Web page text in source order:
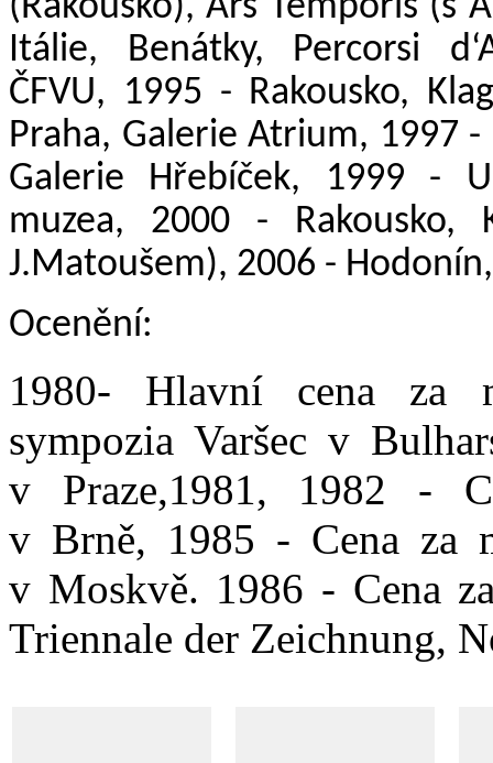
Itálie, Benátky, Percorsi
ČFVU, 1995 - Rakousko,
Praha, Galerie Atrium, 1997
Galerie Hřebíček, 1999 -
muzea, 2000 - Rakousko,
J.Matoušem), 2006 -
Ocenění:
1980- Hlavní cena za
sympozia Varšec v
v Praze,1981, 1982 -
v Brně, 1985 - Cena za
v Moskvě. 1986 - Cena
Triennale der Zeichnung,